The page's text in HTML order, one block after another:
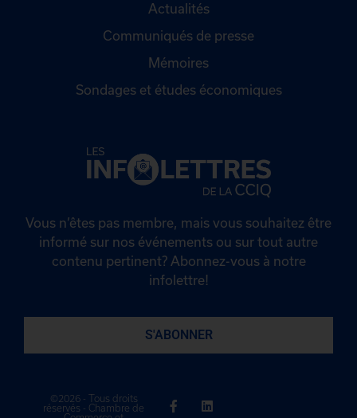
Actualités
Communiqués de presse
Mémoires
Sondages et études économiques
Vous n’êtes pas membre, mais vous souhaitez être
informé sur nos événements ou sur tout autre
contenu pertinent? Abonnez-vous à notre
infolettre!
S'ABONNER
©2026 - Tous droits
réservés - Chambre de